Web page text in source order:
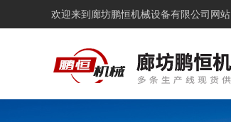
欢迎来到 廊坊鹏恒机械设备有限公司网站